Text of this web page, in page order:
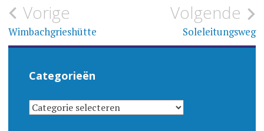
Bericht
navigatie
Vorige
Wimbachgrieshütte
Volgende
Soleleitungsweg
Categorieën
CATEGORIEËN